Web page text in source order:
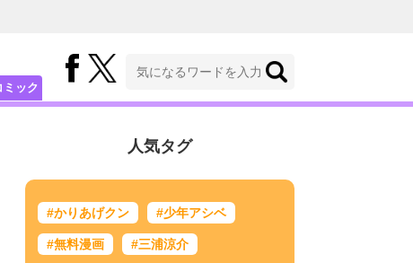
ミック
人気タグ
#かりあげクン #少年アシベ
#無料漫画 #三浦涼介